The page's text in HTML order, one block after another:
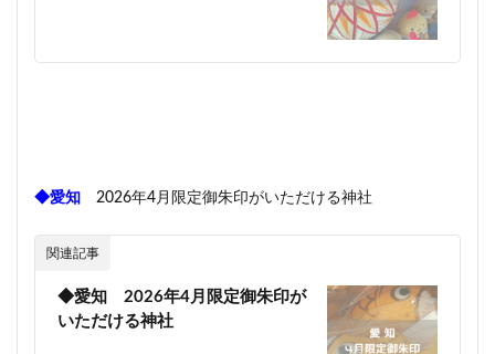
◆愛知 2026年4月限定御朱印がいただける神社
関連記事
◆愛知 2026年4月限定御朱印が
いただける神社